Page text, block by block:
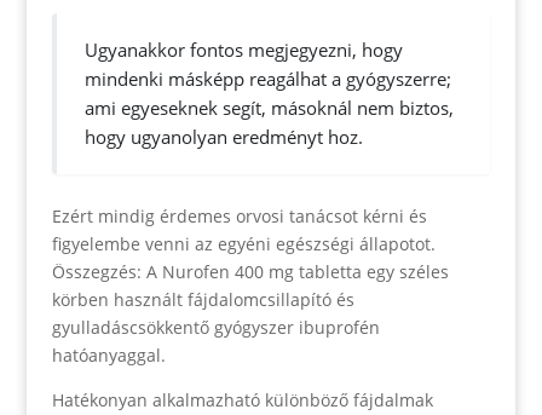
Ugyanakkor fontos megjegyezni, hogy
mindenki másképp reagálhat a gyógyszerre;
ami egyeseknek segít, másoknál nem biztos,
hogy ugyanolyan eredményt hoz.
Ezért mindig érdemes orvosi tanácsot kérni és
figyelembe venni az egyéni egészségi állapotot.
Összegzés: A Nurofen 400 mg tabletta egy széles
körben használt fájdalomcsillapító és
gyulladáscsökkentő gyógyszer ibuprofén
hatóanyaggal.
Hatékonyan alkalmazható különböző fájdalmak